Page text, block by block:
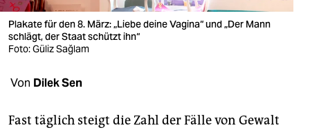
verlag
verlag
shop
fragen & hilfe
Plakate für den 8. März: „Liebe deine Vagina“ und „Der Mann
schlägt, der Staat schützt ihn“
Foto: Güliz Sağlam
Von Dilek Sen
Fast täglich steigt die Zahl der Fälle von Gewalt